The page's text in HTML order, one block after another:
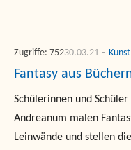
Fantasy aus
Schülerinnen und
Andreanum malen
Leinwände und stellen
Kunst
30.03.21
Zugriffe: 752